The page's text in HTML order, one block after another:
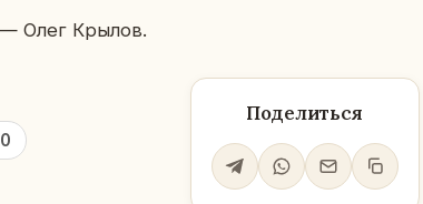
Олег Крылов.
0
Поделиться